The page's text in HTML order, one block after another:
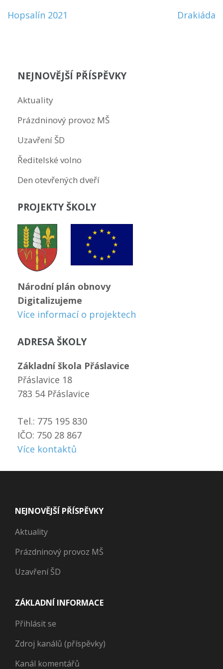
Navigace
Hopsalín 2021 Drakiáda
NEJNOVĚJŠÍ PŘÍSPĚVKY
Aktuality
Prázdninový provoz MŠ
Uzavření ŠD
Ředitelské volno
Den otevřených dveří
PROJEKTY ŠKOLY
Národní plán obnovy
Digitalizujeme
Více informací o projektech
ADRESA ŠKOLY
Základní škola Přáslavice
Přáslavice 18
783 54 Přáslavice
Tel.: 775 195 830
IČO: 750 28 867
Více kontaktů
NEJNOVĚJŠÍ PŘÍSPĚVKY
Aktuality
Prázdninový provoz MŠ
Uzavření ŠD
ZÁKLADNÍ INFORMACE
Přihlásit se
Zdroj kanálů (příspěvky)
Kanál komentářů